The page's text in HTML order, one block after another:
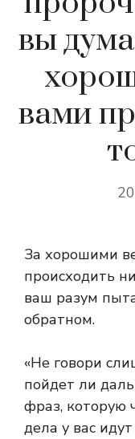
вы
вами
За хорошими
происходить
ваш разум
обратном.
«Не говори
пойдет ли
фраз, которую
дела у вас